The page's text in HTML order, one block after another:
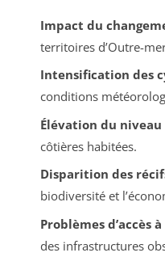
Impact du
territoires d’Outre-
Intensification des
conditions
Élévation du
côtières habitées.
Disparition des
biodiversité et
Problèmes d’accès
des infrastructures